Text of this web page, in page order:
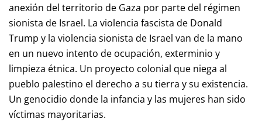
anexión del territorio de Gaza por parte del régimen
sionista de Israel. La violencia fascista de Donald
Trump y la violencia sionista de Israel van de la mano
en un nuevo intento de ocupación, exterminio y
limpieza étnica. Un proyecto colonial que niega al
pueblo palestino el derecho a su tierra y su existencia.
Un genocidio donde la infancia y las mujeres han sido
víctimas mayoritarias.